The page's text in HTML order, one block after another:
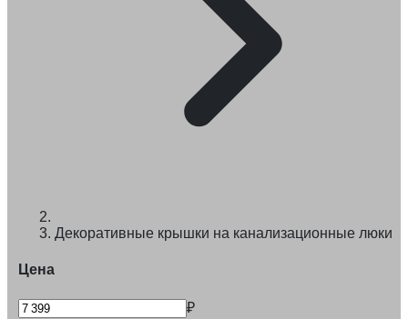
Декоративные крышки на канализационные люки
Цена
₽